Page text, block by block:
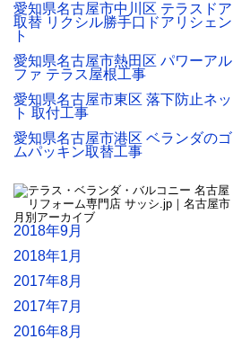
愛知県名古屋市中川区 テラスドア
取替 リクシル勝手口ドアリシェン
ト
愛知県名古屋市熱田区 パワーアル
ファ テラス屋根工事
愛知県名古屋市東区 落下防止ネッ
ト 取付工事
愛知県名古屋市港区 ベランダのゴ
ムパッキン取替工事
2018年9月
2018年1月
2017年8月
2017年7月
2016年8月